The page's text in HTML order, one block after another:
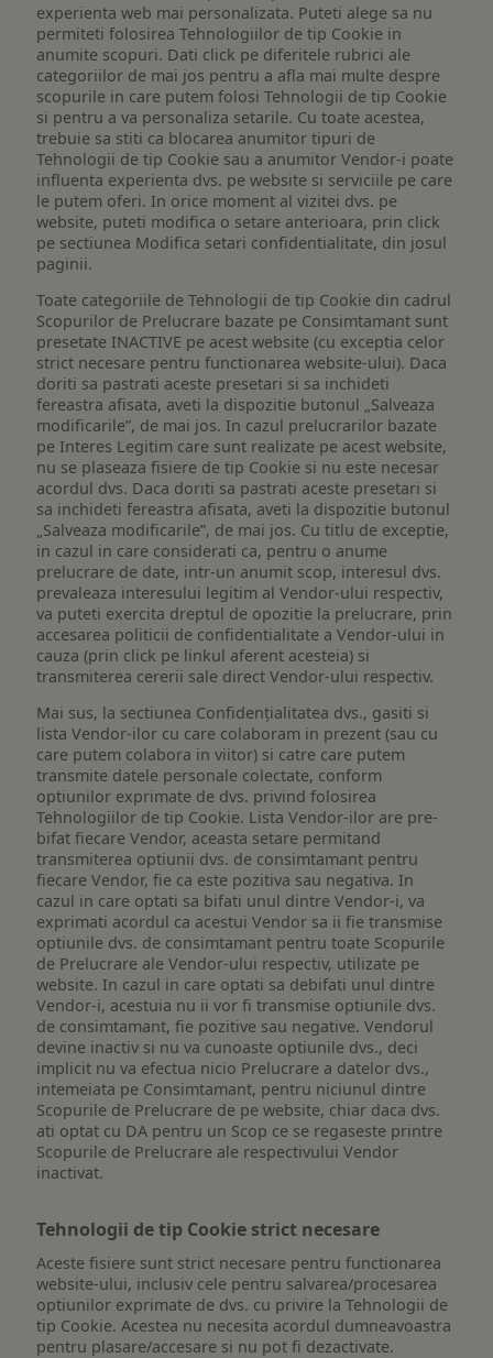
experienta web mai personalizata. Puteti alege sa nu
permiteti folosirea Tehnologiilor de tip Cookie in
anumite scopuri. Dati click pe diferitele rubrici ale
categoriilor de mai jos pentru a afla mai multe despre
scopurile in care putem folosi Tehnologii de tip Cookie
si pentru a va personaliza setarile. Cu toate acestea,
trebuie sa stiti ca blocarea anumitor tipuri de
Tehnologii de tip Cookie sau a anumitor Vendor-i poate
influenta experienta dvs. pe website si serviciile pe care
le putem oferi. In orice moment al vizitei dvs. pe
website, puteti modifica o setare anterioara, prin click
pe sectiunea Modifica setari confidentialitate, din josul
paginii.
Toate categoriile de Tehnologii de tip Cookie din cadrul
Scopurilor de Prelucrare bazate pe Consimtamant sunt
presetate INACTIVE pe acest website (cu exceptia celor
strict necesare pentru functionarea website-ului). Daca
doriti sa pastrati aceste presetari si sa inchideti
fereastra afisata, aveti la dispozitie butonul „Salveaza
modificarile”, de mai jos. In cazul prelucrarilor bazate
pe Interes Legitim care sunt realizate pe acest website,
nu se plaseaza fisiere de tip Cookie si nu este necesar
acordul dvs. Daca doriti sa pastrati aceste presetari si
sa inchideti fereastra afisata, aveti la dispozitie butonul
„Salveaza modificarile”, de mai jos. Cu titlu de exceptie,
in cazul in care considerati ca, pentru o anume
prelucrare de date, intr-un anumit scop, interesul dvs.
prevaleaza interesului legitim al Vendor-ului respectiv,
va puteti exercita dreptul de opozitie la prelucrare, prin
accesarea politicii de confidentialitate a Vendor-ului in
cauza (prin click pe linkul aferent acesteia) si
transmiterea cererii sale direct Vendor-ului respectiv.
Mai sus, la sectiunea Confidențialitatea dvs., gasiti si
lista Vendor-ilor cu care colaboram in prezent (sau cu
care putem colabora in viitor) si catre care putem
transmite datele personale colectate, conform
optiunilor exprimate de dvs. privind folosirea
Tehnologiilor de tip Cookie. Lista Vendor-ilor are pre-
bifat fiecare Vendor, aceasta setare permitand
transmiterea optiunii dvs. de consimtamant pentru
fiecare Vendor, fie ca este pozitiva sau negativa. In
cazul in care optati sa bifati unul dintre Vendor-i, va
exprimati acordul ca acestui Vendor sa ii fie transmise
optiunile dvs. de consimtamant pentru toate Scopurile
de Prelucrare ale Vendor-ului respectiv, utilizate pe
website. In cazul in care optati sa debifati unul dintre
Vendor-i, acestuia nu ii vor fi transmise optiunile dvs.
de consimtamant, fie pozitive sau negative. Vendorul
devine inactiv si nu va cunoaste optiunile dvs., deci
implicit nu va efectua nicio Prelucrare a datelor dvs.,
intemeiata pe Consimtamant, pentru niciunul dintre
Scopurile de Prelucrare de pe website, chiar daca dvs.
ati optat cu DA pentru un Scop ce se regaseste printre
Scopurile de Prelucrare ale respectivului Vendor
inactivat.
Tehnologii de tip Cookie strict necesare
Aceste fisiere sunt strict necesare pentru functionarea
website-ului, inclusiv cele pentru salvarea/procesarea
optiunilor exprimate de dvs. cu privire la Tehnologii de
tip Cookie. Acestea nu necesita acordul dumneavoastra
pentru plasare/accesare si nu pot fi dezactivate.